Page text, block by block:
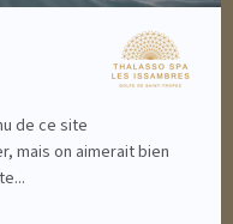
de ce site
mais on aimerait bien
CADEAUX